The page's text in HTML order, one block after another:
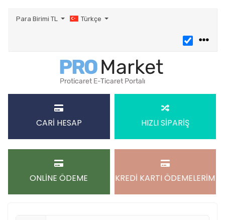
Para Birimi TL Türkçe
CARİ HESAP HIZLI SİPARİŞ
ONLİNE ÖDEME KREDİ KARTI ÖDEMELERİM